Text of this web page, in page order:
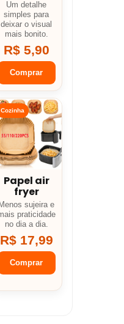
Um detalhe
simples para
deixar o visual
mais bonito.
R$ 5,90
Comprar
Cozinha
Papel air
fryer
Menos sujeira e
praticidade
no dia a dia.
R$ 17,99
Comprar